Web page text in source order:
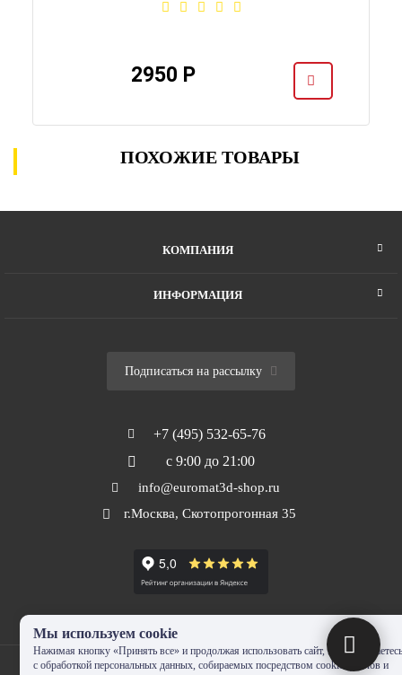
2950 Р
ПОХОЖИЕ ТОВАРЫ
КОМПАНИЯ
ИНФОРМАЦИЯ
Подписаться на рассылку
+7 (495) 532-65-76
с 9:00 до 21:00
info@euromat3d-shop.ru
г.Москва, Скотопрогонная 35
Мы используем cookie
Нажимая кнопку «Принять все» и продолжая использовать сайт, Вы
с обработкой персональных данных, собираемых посредством cookie-файлов и